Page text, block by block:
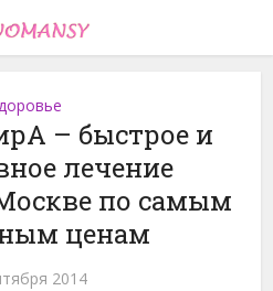
– быстрое и
лечение
по самым
ценам
2014